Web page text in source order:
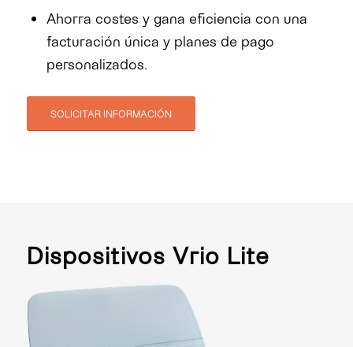
Ahorra costes y gana eficiencia con una
facturación única y planes de pago
personalizados.
SOLICITAR INFORMACIÓN
Dispositivos Vrio Lite